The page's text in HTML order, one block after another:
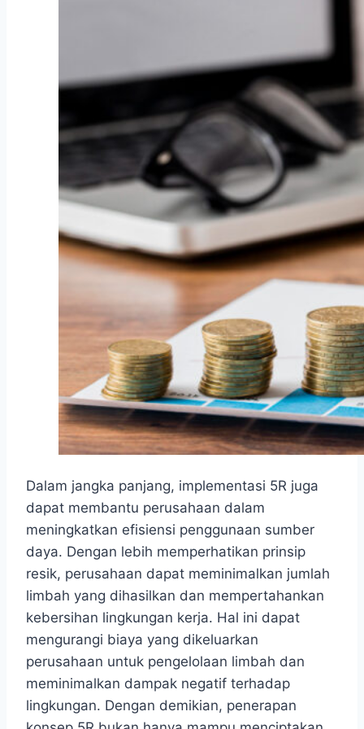
Dalam jangka panjang, implementasi 5R juga
dapat membantu perusahaan dalam
meningkatkan efisiensi penggunaan sumber
daya. Dengan lebih memperhatikan prinsip
resik, perusahaan dapat meminimalkan jumlah
limbah yang dihasilkan dan mempertahankan
kebersihan lingkungan kerja. Hal ini dapat
mengurangi biaya yang dikeluarkan
perusahaan untuk pengelolaan limbah dan
meminimalkan dampak negatif terhadap
lingkungan. Dengan demikian, penerapan